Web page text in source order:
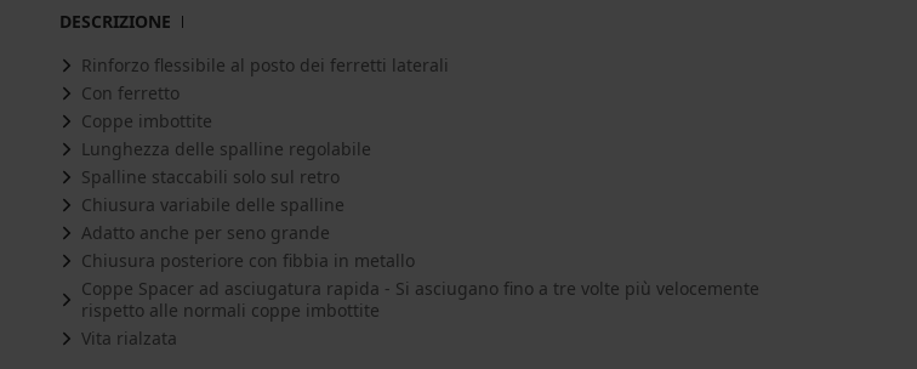
DESCRIZIONE
Rinforzo flessibile al posto dei ferretti laterali
Con ferretto
Coppe imbottite
Lunghezza delle spalline regolabile
Spalline staccabili solo sul retro
Chiusura variabile delle spalline
Adatto anche per seno grande
Chiusura posteriore con fibbia in metallo
Coppe Spacer ad asciugatura rapida - Si asciugano fino a tre volte più velocemente
rispetto alle normali coppe imbottite
Vita rialzata